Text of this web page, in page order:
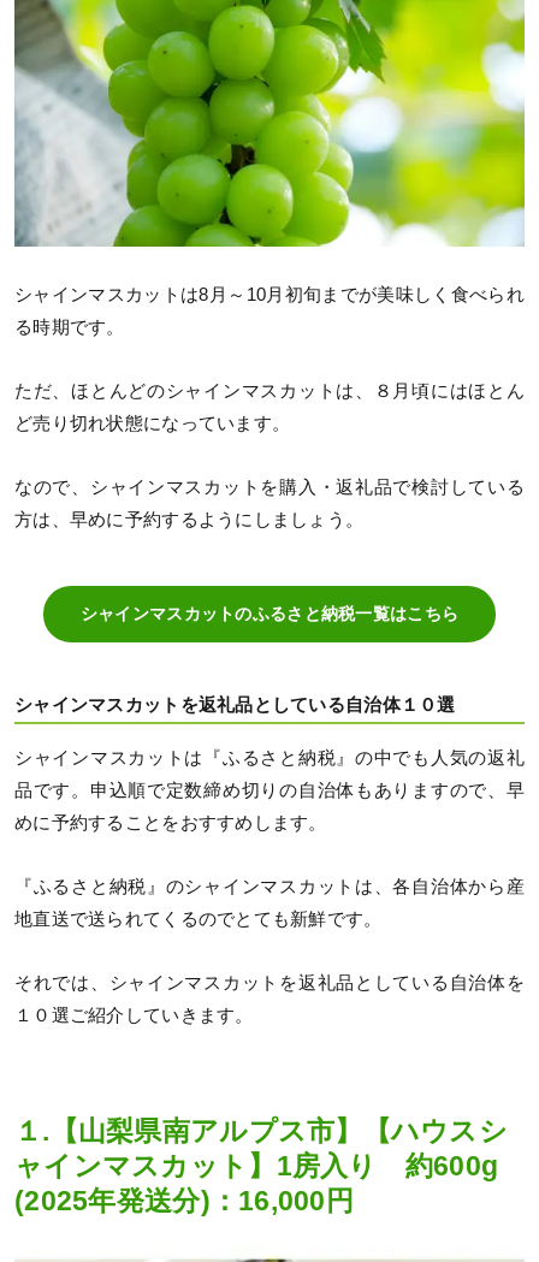
シャインマスカットは8月～10月初旬までが美味しく食べられ
る時期です。
ただ、ほとんどのシャインマスカットは、８月頃にはほとん
ど売り切れ状態になっています。
なので、シャインマスカットを購入・返礼品で検討している
方は、早めに予約するようにしましょう。
シャインマスカットのふるさと納税一覧はこちら
シャインマスカットを返礼品としている自治体１０選
シャインマスカットは『ふるさと納税』の中でも人気の返礼
品です。申込順で定数締め切りの自治体もありますので、早
めに予約することをおすすめします。
『ふるさと納税』のシャインマスカットは、各自治体から産
地直送で送られてくるのでとても新鮮です。
それでは、シャインマスカットを返礼品としている自治体を
１０選ご紹介していきます。
１.【山梨県南アルプス市】【ハウスシ
ャインマスカット】1房入り 約600g
(2025年発送分)：16,000円